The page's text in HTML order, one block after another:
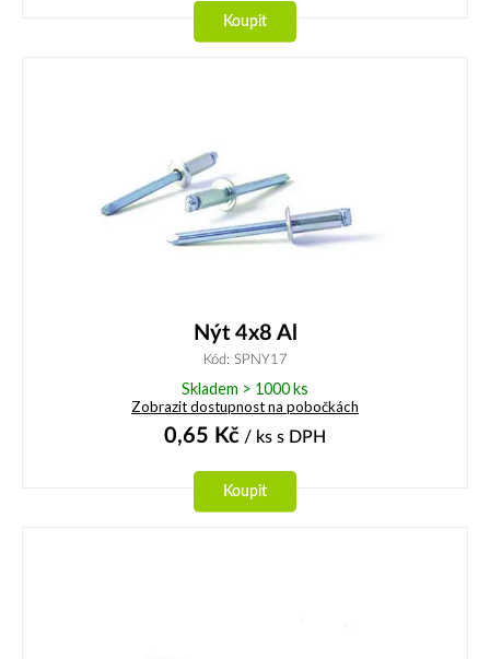
Koupit
Nýt 4x8 Al
Kód: SPNY17
Skladem > 1000 ks
Zobrazit dostupnost na pobočkách
0,65 Kč / ks s DPH
Koupit